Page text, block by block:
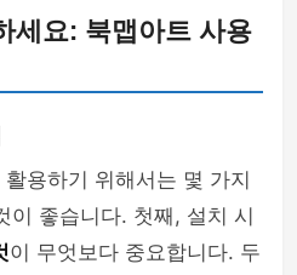
세요: 북맵아트 사용
용하기 위해서는 몇 가지
이 좋습니다. 첫째, 설치 시
이 무엇보다 중요합니다. 두